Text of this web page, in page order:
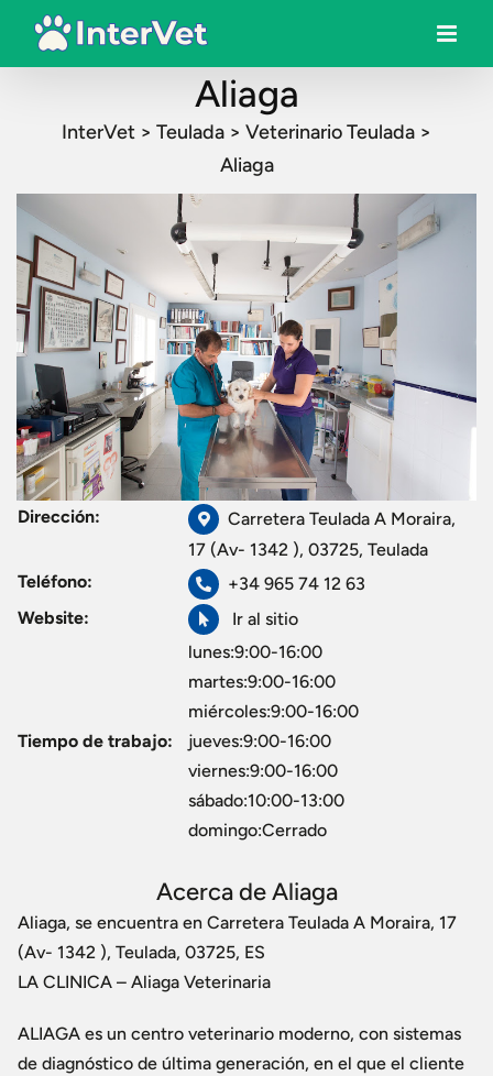
Aliaga
InterVet > Teulada > Veterinario Teulada >
Aliaga
Dirección:
Carretera Teulada A Moraira,
17 (Av- 1342 ), 03725, Teulada
Teléfono:
+34 965 74 12 63
Website:
Ir al sitio
Tiempo de trabajo:
lunes:9:00-16:00
martes:9:00-16:00
miércoles:9:00-16:00
jueves:9:00-16:00
viernes:9:00-16:00
sábado:10:00-13:00
domingo:Cerrado
Acerca de Aliaga
Aliaga, se encuentra en Carretera Teulada A Moraira, 17
(Av- 1342 ), Teulada, 03725, ES
LA CLINICA – Aliaga Veterinaria
ALIAGA es un centro veterinario moderno, con sistemas
de diagnóstico de última generación, en el que el cliente